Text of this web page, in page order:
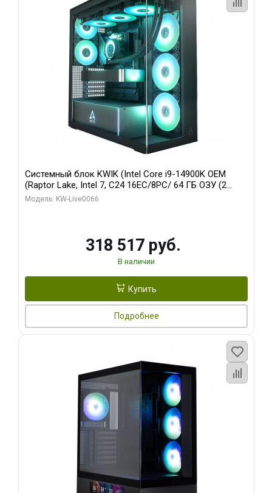
Системный блок KWIK (Intel Core i9-14900K OEM
(Raptor Lake, Intel 7, C24 16EC/8PC/ 64 ГБ ОЗУ (2
модуля)/ Gigabyte RTX5080 XTREME WATERFORCE
Модель: KW-Live0066
318 517 руб.
В наличии
Купить
Подробнее